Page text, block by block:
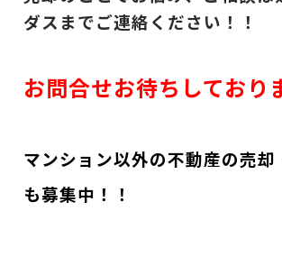
ダスまでご連絡ください！！
お問合せお待ちしており
マンション以外の不動産の売却
も募集中！！